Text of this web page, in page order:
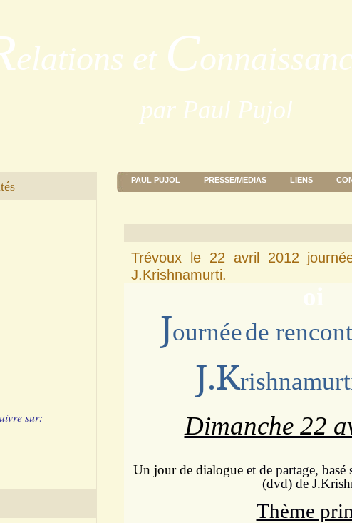
elations et C
par Paul Pujol
sur:
PAUL PUJOL PRESSE/MEDIAS LIENS
Trévoux le 22 avril 2012
J.Krishnamurti.
Journéede
J.K
Dimanche 22
Un jour de dialogue et de partage,
(dvd) de
Thème